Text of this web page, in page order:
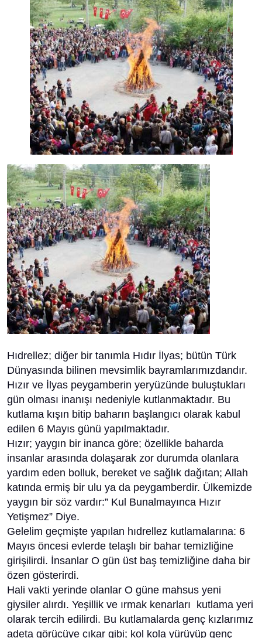
Hıdrellez; diğer bir tanımla Hıdır İlyas; bütün Türk
Dünyasında bilinen mevsimlik bayramlarımızdandır.
Hızır ve İlyas peygamberin yeryüzünde buluştukları
gün olması inanışı nedeniyle kutlanmaktadır. Bu
kutlama kışın bitip baharın başlangıcı olarak kabul
edilen 6 Mayıs günü yapılmaktadır.
Hızır; yaygın bir inanca göre; özellikle baharda
insanlar arasında dolaşarak zor durumda olanlara
yardım eden bolluk, bereket ve sağlık dağıtan; Allah
katında ermiş bir ulu ya da peygamberdir. Ülkemizde
yaygın bir söz vardır:” Kul Bunalmayınca Hızır
Yetişmez” Diye.
Gelelim geçmişte yapılan hıdrellez kutlamalarına: 6
Mayıs öncesi evlerde telaşlı bir bahar temizliğine
girişilirdi. İnsanlar O gün üst baş temizliğine daha bir
özen gösterirdi.
Hali vakti yerinde olanlar O güne mahsus yeni
giysiler alırdı. Yeşillik ve ırmak kenarları kutlama yeri
olarak tercih edilirdi. Bu kutlamalarda genç kızlarımız
adeta görücüye çıkar gibi; kol kola yürüyüp genç